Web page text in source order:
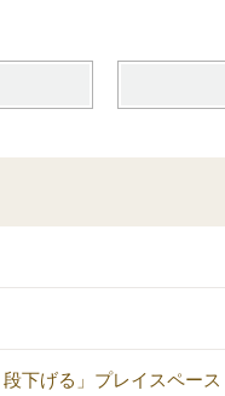
下げる」プレイスペース